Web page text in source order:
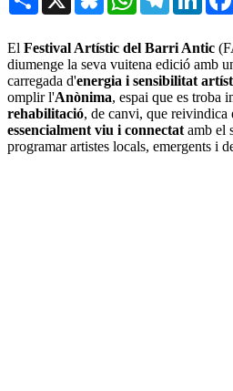
El Festival Artístic del Barri Antic
diumenge la seva vuitena edició amb
carregada d'energia i sensibilitat
omplir l'Anònima, espai que es troba
rehabilitació, de canvi, que reivindica
essencialment viu i connectat amb el
programar artistes locals, emergents i